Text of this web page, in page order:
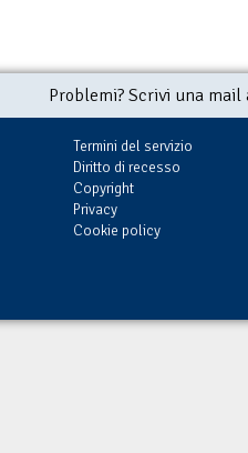
Problemi? Scrivi una
Termini del servizio
Diritto di recesso
Copyright
Privacy
Cookie policy